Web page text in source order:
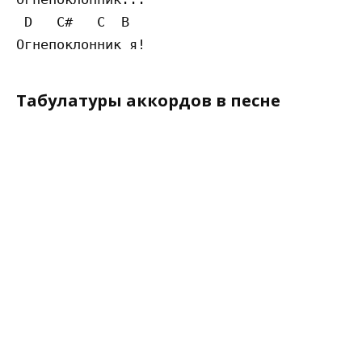
D   C#   C  B
Табулатуры аккордов в песне